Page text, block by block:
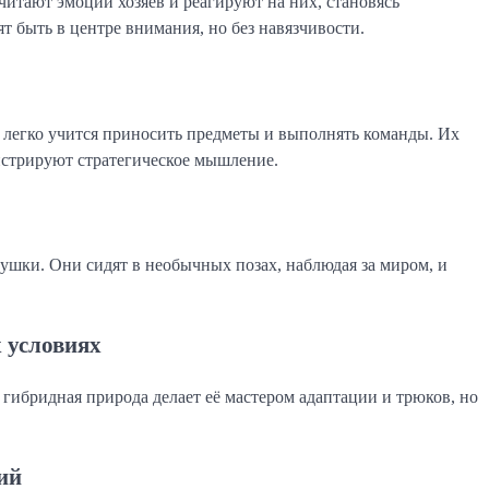
быть в центре внимания, но без навязчивости.
учится приносить предметы и выполнять команды. Их
стратегическое мышление.
Они сидят в необычных позах, наблюдая за миром, и
природа делает её мастером адаптации и трюков, но